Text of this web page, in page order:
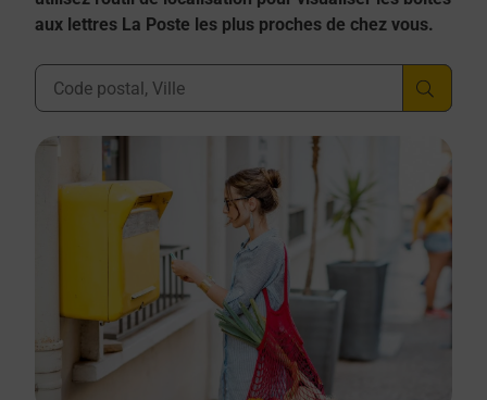
aux lettres La Poste les plus proches de chez vous.
Ville, Département, Code Postal